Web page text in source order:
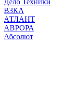
Дело Техники
ВЗКА
АТЛАНТ
АВРОРА
Абсолют